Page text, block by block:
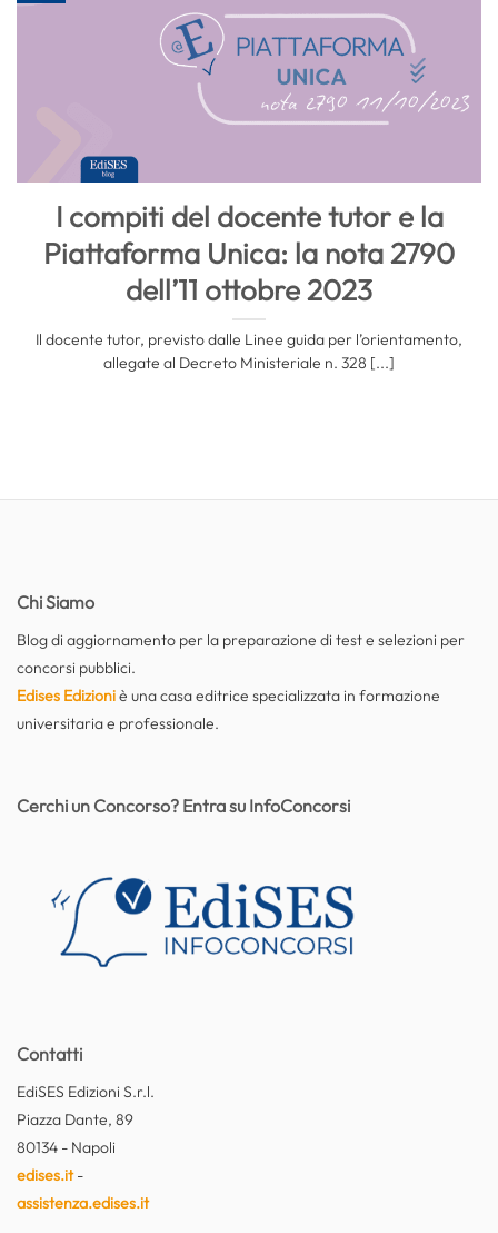
I compiti del docente tutor e la
Piattaforma Unica: la nota 2790
dell’11 ottobre 2023
Il docente tutor, previsto dalle Linee guida per l’orientamento,
allegate al Decreto Ministeriale n. 328 [...]
Chi Siamo
Blog di aggiornamento per la preparazione di test e selezioni per
concorsi pubblici.
Edises Edizioniè una casa editrice specializzata in formazione
universitaria e professionale.
Contatti
EdiSES Edizioni S.r.l.
Piazza Dante, 89
80134 - Napoli
edises.it-
assistenza.edises.it
Cerchi un Concorso? Entra su InfoConcorsi